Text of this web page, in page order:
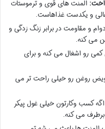
المنت های قوی و ترموستات
و یکدست غذاهاست.
و مقاومت در برابر زنگ زدگی و
می کنه.
رو اشغال می کنه و برای
روغن رو خیلی راحت تر می
اگه کسب وکارتون خیلی غول پیکر
برطرف می کنه.